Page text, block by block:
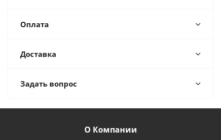
Оплата
Доставка
Задать вопрос
О Компании